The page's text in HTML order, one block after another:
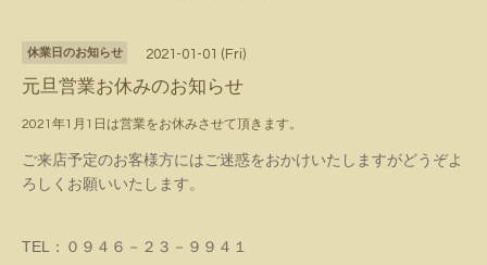
休業日のお知らせ 2021-01-01 (Fri)
元旦営業お休みのお知らせ
2021年1月1日は営業をお休みさせて頂きます。
ご来店予定のお客様方にはご迷惑をおかけいたしますがどうぞよ
ろしくお願いいたします。
TEL：０９４６－２３－９９４１